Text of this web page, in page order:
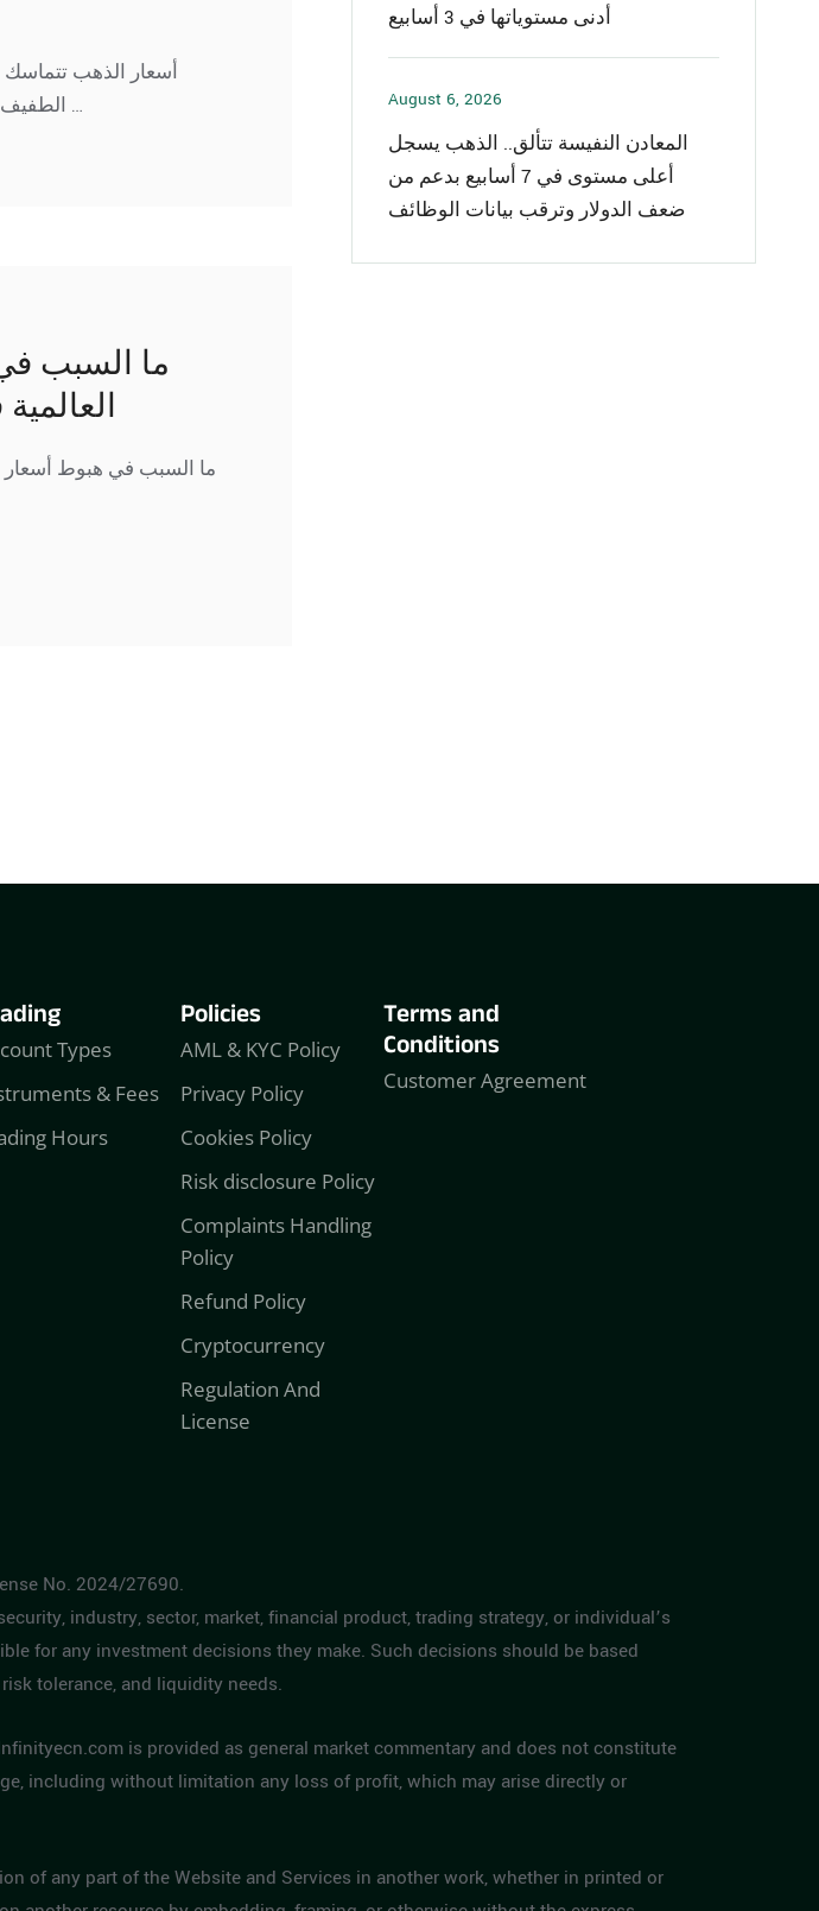
أسعار الذهب
الطفيف وسط ترقّب حاسم لبيانات التضخم …
ما السبب
ما السبب في هبوط أسعار
أدنى مستوياتها في 3 أسابيع
August 6, 2026
المعادن النفيسة تتألق.. الذهب يسجل
أعلى مستوى في 7 أسابيع بدعم من
ضعف الدولار وترقب بيانات الوظائف
Types
& Fees
Hours
Policies
AML & KYC Policy
Privacy Policy
Cookies Policy
Risk disclosure Policy
Complaints Handling
Policy
Refund Policy
Cryptocurrency
Regulation And
License
Terms and
Conditions
Customer Agreement
No. 2024/27690.
industry, sector, market, financial product, trading strategy, or individual’s
for any investment decisions they make. Such decisions should be based
tolerance, and liquidity needs.
is provided as general market commentary and does not constitute
including without limitation any loss of profit, which may arise directly or
of any part of the Website and Services in another work, whether in printed or